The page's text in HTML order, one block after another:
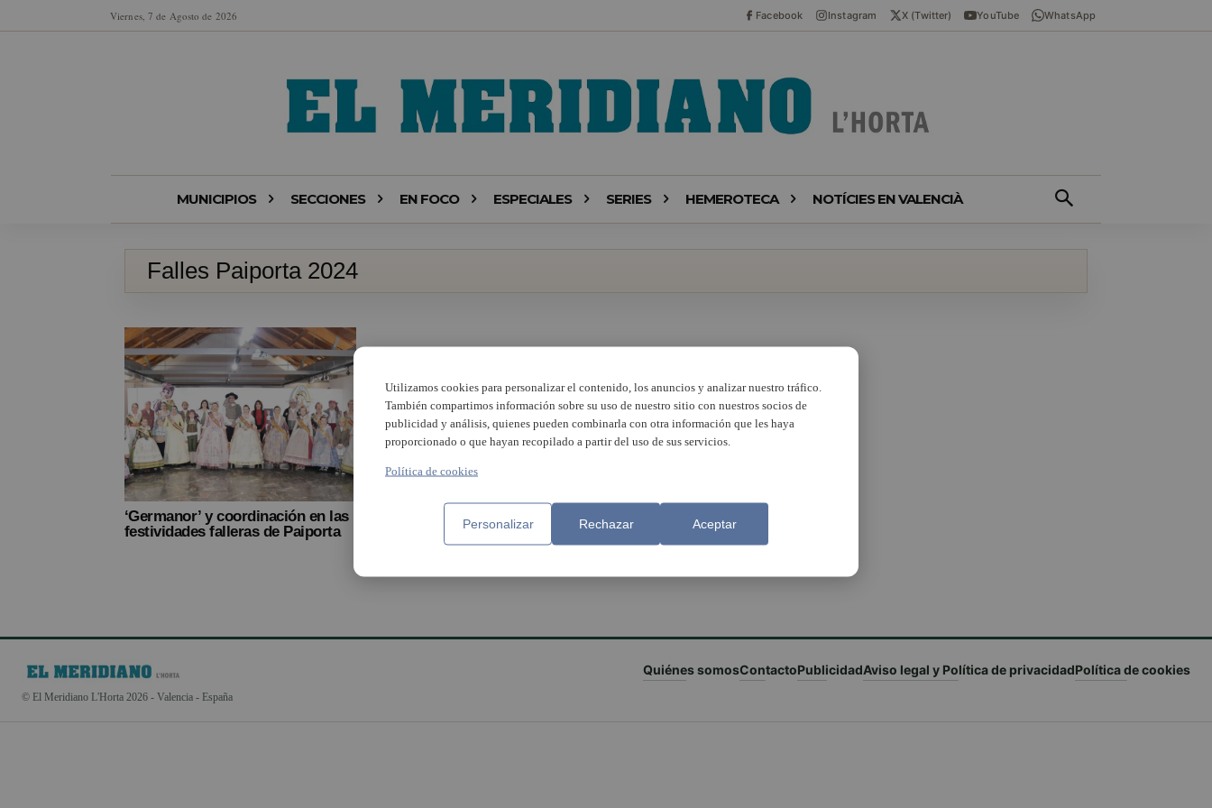
Viernes, 7 de Agosto de 2026 Facebook Instagram X (Twitter) YouTube WhatsApp
MUNICIPIOS SECCIONES EN FOCO ESPECIALES SERIES HEMEROTECA NOTÍCIES EN VALENCIÀ
Falles Paiporta 2024
‘Germanor’ y coordinación en las
festividades falleras de Paiporta
© El Meridiano L'Horta 2026 - Valencia - España
Quiénes somosContactoPublicidadAviso legal y Política de privacidadPolítica de cookies
Utilizamos cookies para personalizar el contenido, los anuncios y analizar nuestro tráfico.
También compartimos información sobre su uso de nuestro sitio con nuestros socios de
publicidad y análisis, quienes pueden combinarla con otra información que les haya
proporcionado o que hayan recopilado a partir del uso de sus servicios.
Política de cookies
Personalizar Rechazar Aceptar